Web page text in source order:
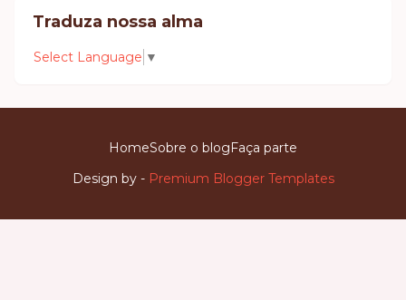
Traduza nossa alma
Select Language ▼
Design by - Premium Blogger Templates
HomeSobre o blogFaça parte